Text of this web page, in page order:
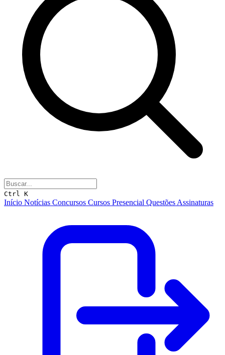
Ctrl K
Início Notícias Concursos Cursos Presencial Questões Assinaturas